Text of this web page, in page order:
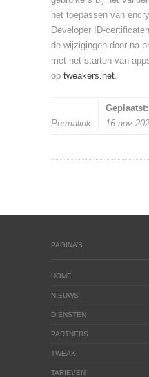
het toepassen van
Developer ID-
de wijzigingen door na
met het starten van
op tweakers.net.
Permalink
Geplaatst:
16 nov
PAGINA’S
HOME
NIEUWS
DIENSTEN
PARTNERS
TWEAK
TARIEVEN